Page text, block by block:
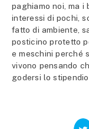
paghiamo noi, ma i
interessi di pochi,
fatto di ambiente,
posticino protetto
e meschini perché
vivono pensando
godersi lo